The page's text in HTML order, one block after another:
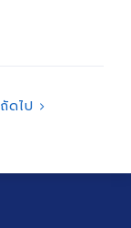
ถัดไป